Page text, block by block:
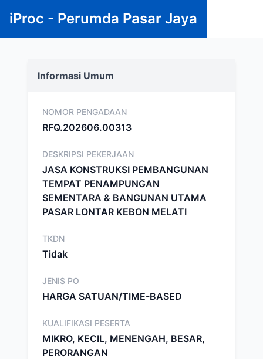
iProc - Perumda Pasar Jaya
Informasi Umum
NOMOR PENGADAAN
RFQ.202606.00313
DESKRIPSI PEKERJAAN
JASA KONSTRUKSI PEMBANGUNAN
TEMPAT PENAMPUNGAN
SEMENTARA & BANGUNAN UTAMA
PASAR LONTAR KEBON MELATI
TKDN
Tidak
JENIS PO
HARGA SATUAN/TIME-BASED
KUALIFIKASI PESERTA
MIKRO, KECIL, MENENGAH, BESAR,
PERORANGAN